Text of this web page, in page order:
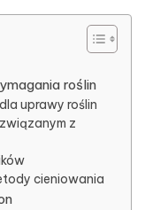
roślin
uprawy roślin
z
cieniowania